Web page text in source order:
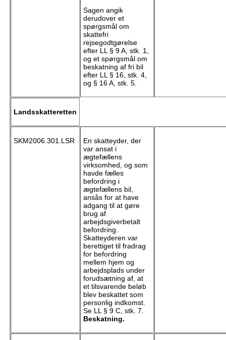
Sagen angik
derudover et
spørgsmål om
skattefri
rejsegodtgørelse
efter LL § 9 A, stk. 1,
og et spørgsmål om
beskatning af fri bil
efter LL § 16, stk. 4,
og § 16 A, stk. 5.
Landsskatteretten
SKM2006.301.LSR
En skatteyder, der
var ansat i
ægtefællens
virksomhed, og som
havde fælles
befordring i
ægtefællens bil,
ansås for at have
adgang til at gøre
brug af
arbejdsgiverbetalt
befordring.
Skatteyderen var
berettiget til fradrag
for befordring
mellem hjem og
arbejdsplads under
forudsætning af, at
et tilsvarende beløb
blev beskattet som
personlig indkomst.
Se LL § 9 C, stk. 7.
Beskatning.